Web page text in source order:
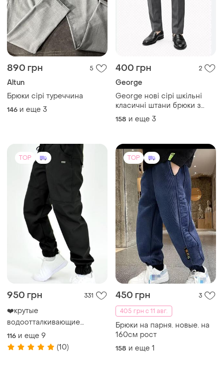
890 грн 5
Altun
Брюки сірі туреччина
146 и еще 3
400 грн 2
George
George нові сірі шкільні
класичні штани брюки з
утяжкою на 15-16 років
158 и еще 3
TOP
950 грн 331
❤️крутые
водоотталкивающие
джоггеры на флисе
водоотталкивающая ткань
для мальчика
116 и еще 9
(10)
TOP
450 грн
3
405 грн с 11 авг.
Брюки на парня. новые. на
160см рост
158 и еще 1